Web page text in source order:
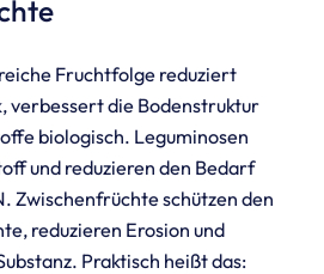
Fruchtfolge reduziert
verbessert die Bodenstruktur
biologisch. Leguminosen
und reduzieren den Bedarf
Zwischenfrüchte schützen den
reduzieren Erosion und
Praktisch heißt das: